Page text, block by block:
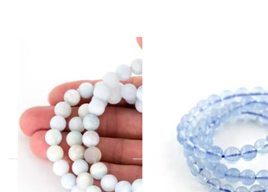
Armband A-
Qualität (matt)
Armband EXTRA